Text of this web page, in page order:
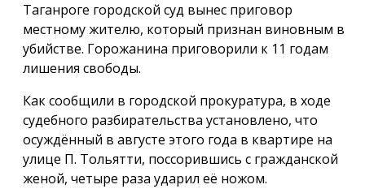
Таганроге городской суд вынес приговор
местному жителю, который признан виновным в
убийстве. Горожанина приговорили к 11 годам
лишения свободы.
Как сообщили в городской прокуратура, в ходе
судебного разбирательства установлено, что
осуждённый в августе этого года в квартире на
улице П. Тольятти, поссорившись с гражданской
женой, четыре раза ударил её ножом.